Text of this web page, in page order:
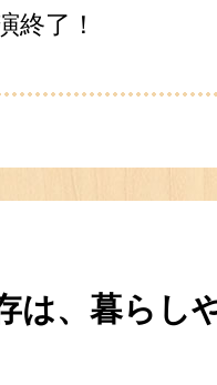
終了！
は、暮らし